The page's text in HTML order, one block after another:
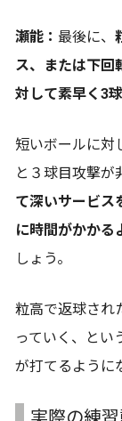
瀬能： 最後に、
ス、または下回
対して素早く3
短いボールに対
と３球目攻撃が
て深いサービス
に時間がかかる
しょう。
粒高で返球され
っていく、とい
が打てるように